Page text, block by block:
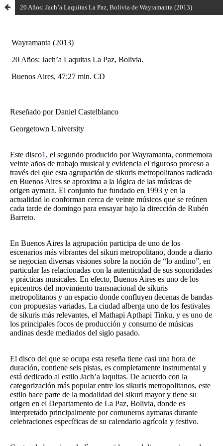
20 Años: Jach’a Laquitas La Paz, Bolivia de Wayramanta (2013)